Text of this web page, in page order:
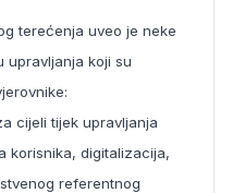
terećenja uveo je neke
upravljanja koji su
cijeli tijek upravljanja
korisnika, digitalizacija,
referentnog